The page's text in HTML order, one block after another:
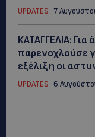
UPDATES 7
ΚΑΤΑΓΓΕΛΙΑ:
παρενοχλούσε
εξέλιξη οι
UPDATES 6